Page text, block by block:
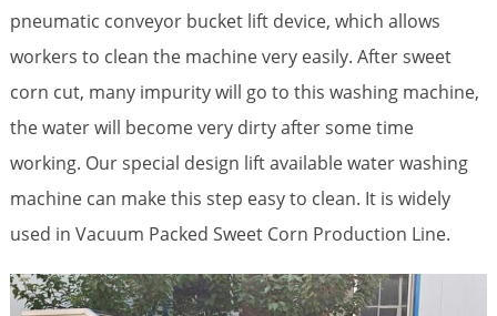
pneumatic conveyor bucket lift device, which allows
workers to clean the machine very easily. After sweet
corn cut, many impurity will go to this washing machine,
the water will become very dirty after some time
working. Our special design lift available water washing
machine can make this step easy to clean. It is widely
used in Vacuum Packed Sweet Corn Production Line.